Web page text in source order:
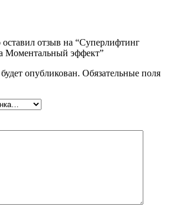
оставил отзыв на “Суперлифтинг
Моментальный эффект”
опубликован. Обязательные поля